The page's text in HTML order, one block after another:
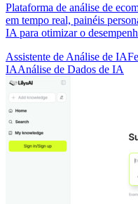
Plataforma de análise de
em tempo real, painéis
IA para otimizar o
Assistente de Análise de IA
IAAnálise de Dados de IA